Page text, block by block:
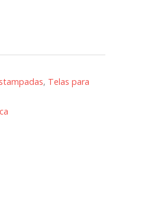
, Telas para